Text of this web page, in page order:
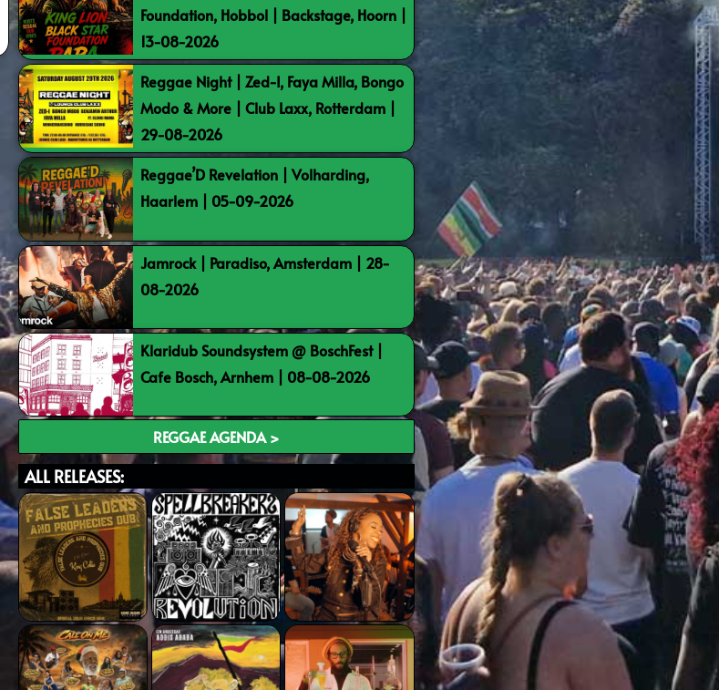
Foundation, Hobbol | Backstage, Hoorn |
13-08-2026
Reggae Night | Zed-I, Faya Milla, Bongo
Modo & More | Club Laxx, Rotterdam |
29-08-2026
Reggae’D Revelation | Volharding,
Haarlem | 05-09-2026
Jamrock | Paradiso, Amsterdam | 28-
08-2026
Klaridub Soundsystem @ BoschFest |
Cafe Bosch, Arnhem | 08-08-2026
REGGAE AGENDA >
ALL RELEASES: